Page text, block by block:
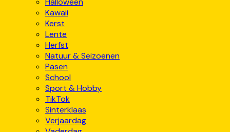
Kawaii
Kerst
Lente
Herfst
Natuur & Seizoenen
Pasen
School
Sport & Hobby
TikTok
Sinterklaas
Verjaardag